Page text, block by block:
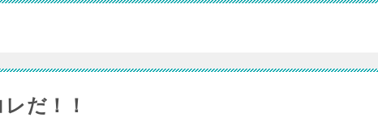
だ！！